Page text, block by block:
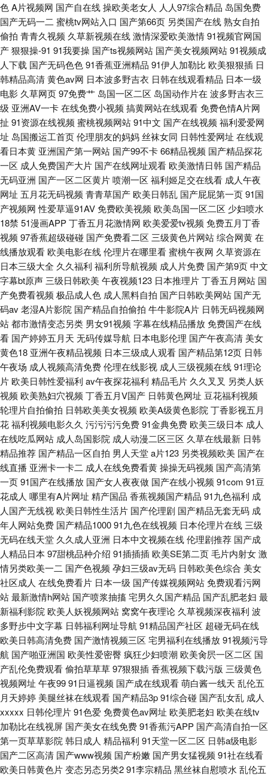
频网址入口 日韩理论 先锋av资源网在线 久久999 91精品妇丝袜 国产日韩成
人在线 国产玖玖精品 三级黄色官网 五月天深爱成人网 91肏在线免费观看 91
午夜视频 东方aⅴ影库 福利影院 久久视频人妻精品国 91小网站 在线中文字幕
网站日韩 久久婷婷美女一区 91超碰在线大熏蕉 91香蕉入口 欧美在线看 91n
网站免费观看 91偷拍视频网站 91久久国产精品 91国产香蕉 韩国三极毛片
久久精品国产一三 欧美性交免费网站 蜜桃视频免费观看 香蕉伊人91 日韩欧
美成人网站在线 韩国av无码片 日韩影院
色A片视频网 国产自在线操欧美老女人 人人97综合精品 岛国免费
国产无码一二 蜜桃tv网站入口 国产第66页 另类国产在线熟女自拍
偷拍 青青久视频 久草新视频在线激情深爱欧美激情91视频官网国
产狠狠操-91 91我要操 国产ts视频网站 国产美女视频网站91视频成
人下载 国产无码色色91香蕉亚洲精品 91伊人加勒比 欧美狠狠插 日
韩精品高清黄色av网 日本波多野吉衣 日韩在线观看精品 日本一级
电影 久草网页97免费艹 岛国一区二区 岛国动作片在 波多野吉衣三
级 亚洲AV一卡在线免费小视频 搞黄网站在线观看免费色情A片网
扯 91资源在线视频 蜜桃视频网站91中文 国产在线视频 福利爱爱网
址 岛国搬运工首页伦理朋友的妈妈丝袜女同 日韩性爱网址 在线观
看日本黄 亚洲国产第一网站 国产99不卡66精品视频 国产精品探花
一区 成人免费国产大片 国产在线网址观看 欧美激情日韩 国产精品
无码亚洲 国产一区二区黄片喷潮一区 福利姬足交在线看 成人午夜
网址 五月花无码视频 青青草国产 欧美日韩乱 国产屁屁第一页91国
产视频网 性爱草逼91AV免费欧美视频 欧美岛国一区二区 少妇喷水
18禁 51漫画APP丁香五月花激情网 欧美爱爱tv视频 免费五月丁香
视频 97香蕉超级碰碰 国产免费看二区 三级黄色片网站综合网黄在
线播放观看 欧美电影在线伦理片在哪里看蜜桃午夜网 久草资源在
日本三级大全 久久福利 福利所导航视频 成人片免费 国产第9页中文
字幕bt原声 三级日韩欧美午夜视频123 日本推理片丁香五月网站 国
产免费看视频 极品成人色 成人黑料自拍 国产日韩欧美网站 国产无
码av老湿A片影院 国产精品自拍偷拍 牛牛影院A片 日韩无码视频网
站都市激情变态另类 男女91视频 字幕在线精品播放免费国产在线
看 国产婷婷五月天 无码传媒导航 日本电影伦理 国产午夜高清 美女
黄色18 亚洲午夜精品视频 日本三级成人观看 国产精品第12页 日韩
午夜场 成人视频高清免费伦理在线影视 成人三级视频在线91理论
片 欧美日韩性爱福利 av午夜探花福利 精品毛片 久久叉叉 另类人妖
视频 欧美熟妇穴视频 丁香五月V国产 日韩黄色网址 豆花福利视频
轮理片自拍偷拍 日韩欧美美女视频 欧美A级黄色影院 丁香影视五月
花福利视频电影久久 污污污污免费91金典免费 欧美三级日本 成人
在线吃瓜网站 成人岛国影院 成人动漫二区三区 久草在线最新 日韩
精品推荐 国产精品一区自拍 男人天堂a片123 另类视频欧美 国产在
线直播 亚洲卡一卡二 成人在线免费看黄操操无码视频 国产高清第
一页91国产在线播放 国产女人夜夜做 国产在线小视频 91com 91豆
花成人 哪里有A片网址 精产国品 香蕉视频国产精品 91九色福利 成
人国产无线视 欧美日韩性生活片 国产伦理剧 国产精品无套无码 成
年人网站免费 国产精品100091九色在线视频 日本伦理片在线 三级
无码在线天堂 久久成人亚洲 日本中文视频在线伦理剧推荐 国产成
人精品日本 97甜桃品种介绍 91插插插 欧美SE第二页毛片内射女激
情另类欧美一二 国产色视频 孕妇三级av无码 日韩欧美色综合 美女
社区成人 在线免费看片 日本一级 国产传媒视频网站免费观看污网
站最新激情h网站 国产喷浆抽搐宅男久久国产精品 国产乱肥老妇 最
新福利影院 欧美人妖视频网站 窝窝午夜理论 久草视频深夜福利 波
多野步中文字幕 日韩福利网址导航 91精品国产社区 超碰无码在线
欧美日韩高清免费 国产激情视频三区 宅男福利在线播放91视频污导
航 国产啪亚洲国 欧美性爱密臀疯狂少妇喷潮 欧美肏屄一区二区 国
产乱伦免费观看偷拍草草草97狠狠插香蕉视频下载污版 三级黄色
视频网址 午夜9991日逼视频 国产成在线观看萌白酱一线天 乱伦五
月天婷婷 美腿丝袜在线观看 国产精品3p91综合碰 国产乱女乱 成人
xxxxx 日韩伦理片91色爱免费黄色av网址 欧美肥老妇 欧美在线tv
加勒比在线视屏 国产美女在线免费91香蕉污APP 国产高清自拍一区
第一页草草影院 韩日成人 精品福利 91天堂一区二区 日韩a级电影
国产二区高清 国产www视频 国产粉嫩 国产男女猛视频 91社在线看
欧美日韩黄色片变态另态另类291李宗精品 黑丝袜自慰喷水 乱伦五